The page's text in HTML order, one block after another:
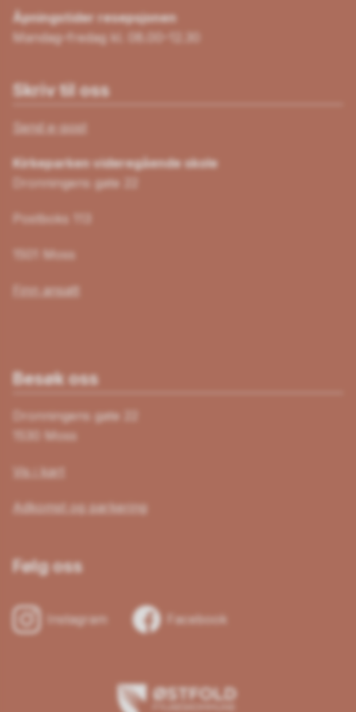
Åpningstider resepsjonen
Mandag–fredag kl. 08.00–12.30
Skriv til oss
Send e-post
Kirkeparken videregående skole
Dronningens gate 22
Postboks 113
1501 Moss
Finn ansatt
Besøk oss
Dronningens gate 22
1530 Moss
Vis i kart
Adkomst og parkering
Følg oss
Instagram Facebook
Østfold